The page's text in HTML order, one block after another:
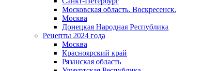
Московская область. Воскресенск.
Москва
Донецкая Народная Республика​
Рецепты 2024 года
Москва
Красноярский край
Рязанская область